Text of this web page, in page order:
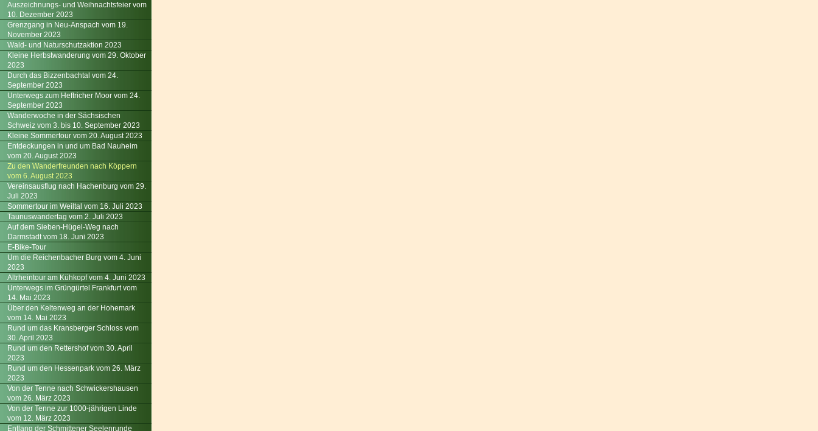
Auszeichnungs- und Weihnachtsfeier vom
10. Dezember 2023
Grenzgang in Neu-Anspach vom 19.
November 2023
Wald- und Naturschutzaktion 2023
Kleine Herbstwanderung vom 29. Oktober
2023
Durch das Bizzenbachtal vom 24.
September 2023
Unterwegs zum Heftricher Moor vom 24.
September 2023
Wanderwoche in der Sächsischen
Schweiz vom 3. bis 10. September 2023
Kleine Sommertour vom 20. August 2023
Entdeckungen in und um Bad Nauheim
vom 20. August 2023
Zu den Wanderfreunden nach Köppern
vom 6. August 2023
Vereinsausflug nach Hachenburg vom 29.
Juli 2023
Sommertour im Weiltal vom 16. Juli 2023
Taunuswandertag vom 2. Juli 2023
Auf dem Sieben-Hügel-Weg nach
Darmstadt vom 18. Juni 2023
E-Bike-Tour
Um die Reichenbacher Burg vom 4. Juni
2023
Altrheintour am Kühkopf vom 4. Juni 2023
Unterwegs im Grüngürtel Frankfurt vom
14. Mai 2023
Über den Keltenweg an der Hohemark
vom 14. Mai 2023
Rund um das Kransberger Schloss vom
30. April 2023
Rund um den Rettershof vom 30. April
2023
Rund um den Hessenpark vom 26. März
2023
Von der Tenne nach Schwickershausen
vom 26. März 2023
Von der Tenne zur 1000-jährigen Linde
vom 12. März 2023
Entlang der Schmittener Seelenrunde